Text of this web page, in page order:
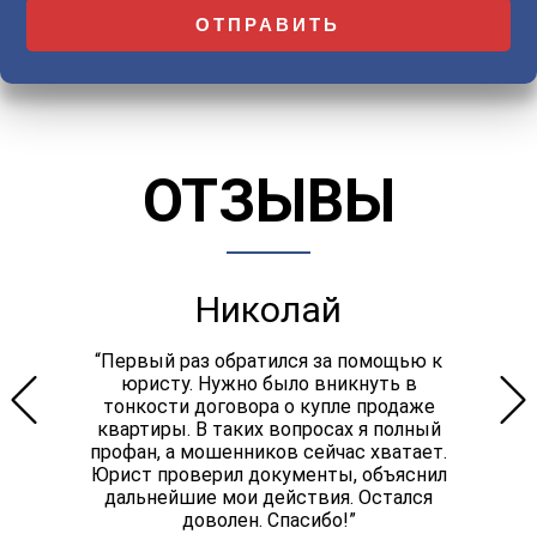
ОТЗЫВЫ
Николай
“Первый раз обратился за помощью к
юристу. Нужно было вникнуть в
тонкости договора о купле продаже
квартиры. В таких вопросах я полный
профан, а мошенников сейчас хватает.
Юрист проверил документы, объяснил
дальнейшие мои действия. Остался
доволен. Спасибо!”